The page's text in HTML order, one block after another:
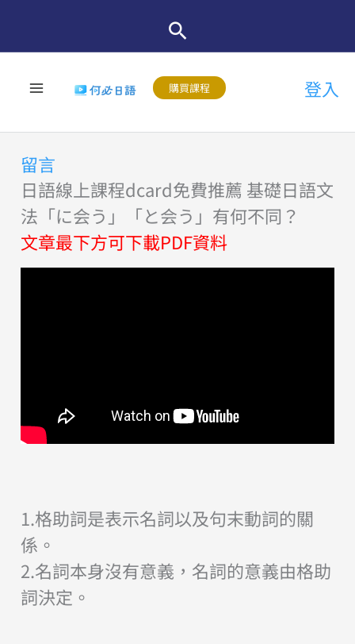
購買課程 登入
留言
日語線上課程dcard免費推薦 基礎日語文
法「に会う」「と会う」有何不同？
文章最下方可下載PDF資料
1.格助詞是表示名詞以及句末動詞的關
係。
2.名詞本身沒有意義，名詞的意義由格助
詞決定。